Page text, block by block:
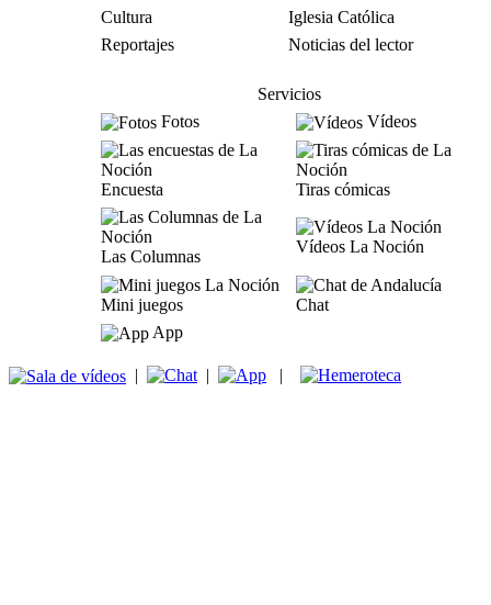
Cultura
Iglesia Católica
Reportajes
Noticias del lector
Servicios
Fotos
Vídeos
Encuesta Tiras cómicas
Las Columnas
Vídeos La Noción
Mini juegos
Chat
App
| | |